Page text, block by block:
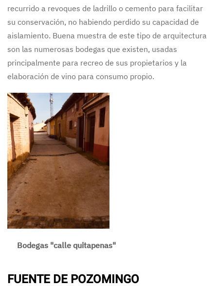
recurrido a revoques de ladrillo o cemento para facilitar
su conservación, no habiendo perdido su capacidad de
aislamiento. Buena muestra de este tipo de arquitectura
son las numerosas bodegas que existen, usadas
principalmente para recreo de sus propietarios y la
elaboración de vino para consumo propio.
Bodegas "calle quitapenas"
FUENTE DE POZOMINGO